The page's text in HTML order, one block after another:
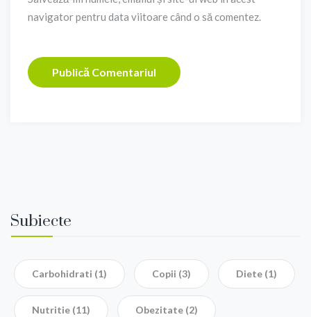
navigator pentru data viitoare când o să comentez.
Subiecte
Carbohidrati (1) Copii (3) Diete (1)
Nutritie (11) Obezitate (2)